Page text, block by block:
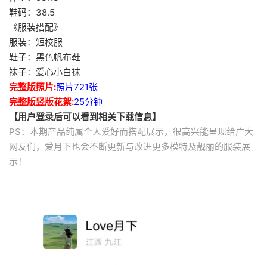
鞋码：38.5
《服装搭配》
服装：短校服
鞋子：黑色帆布鞋
袜子：爱心小白袜
完整版照片:照片721张
完整版竖版花絮:25分钟
【用户登录后可以看到相关下载信息】
PS：本期产品纯属个人爱好而搭配展示，很高兴能呈现给广大
网友们，爱月下也会不断更新与改进更多模特及靓丽的服装展
示！